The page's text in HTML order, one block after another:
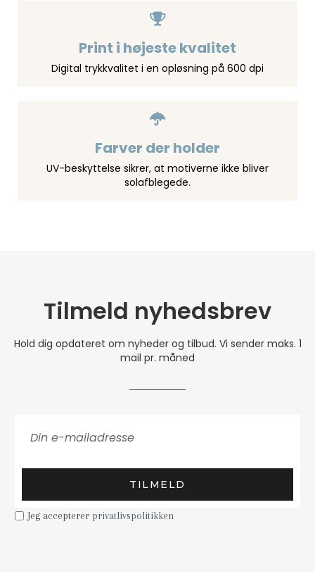
Print i højeste kvalitet
Digital trykkvalitet i en opløsning på 600 dpi
Farver der holder
UV-beskyttelse sikrer, at motiverne ikke bliver
solafblegede.
Tilmeld nyhedsbrev
Hold dig opdateret om nyheder og tilbud. Vi sender maks. 1
mail pr. måned
TILMELD
Jeg accepterer privatlivspolitikken